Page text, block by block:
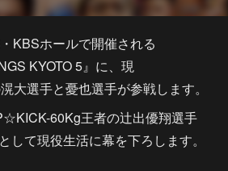
KBSホールで開催される
KYOTO 5』に、現
大選手と憂也選手が参戦します。
60Kg王者の辻出優翔選手
して現役生活に幕を下ろします。